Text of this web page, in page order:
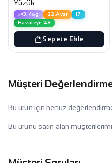
Yüzük
3.46g 22 Ayar
17
Havaleye %8
Sepete Ekle
Müşteri
Bu ürün için henüz
Bu ürünü satın alan